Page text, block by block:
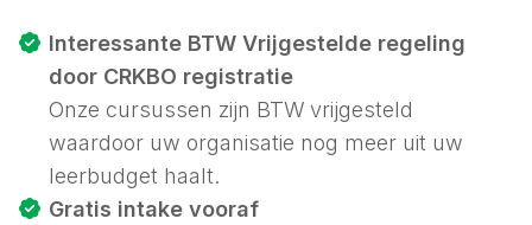
Interessante BTW Vrijgestelde regeling
door CRKBO registratie
Onze cursussen zijn BTW vrijgesteld
waardoor uw organisatie nog meer uit uw
leerbudget haalt.
Gratis intake vooraf